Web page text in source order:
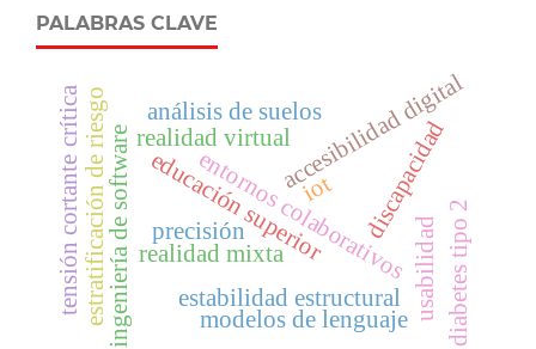
PALABRAS CLAVE
realidad mixta
educación superior
entornos colaborativos
realidad virtualaccesibilidad digital
ingeniería de software discapacidad
usabilidaddiabetes tipo 2
estratificación de riesgo
tensión cortante crítica estabilidad estructural
análisis de suelos
modelos de lenguaje
iot
precisión